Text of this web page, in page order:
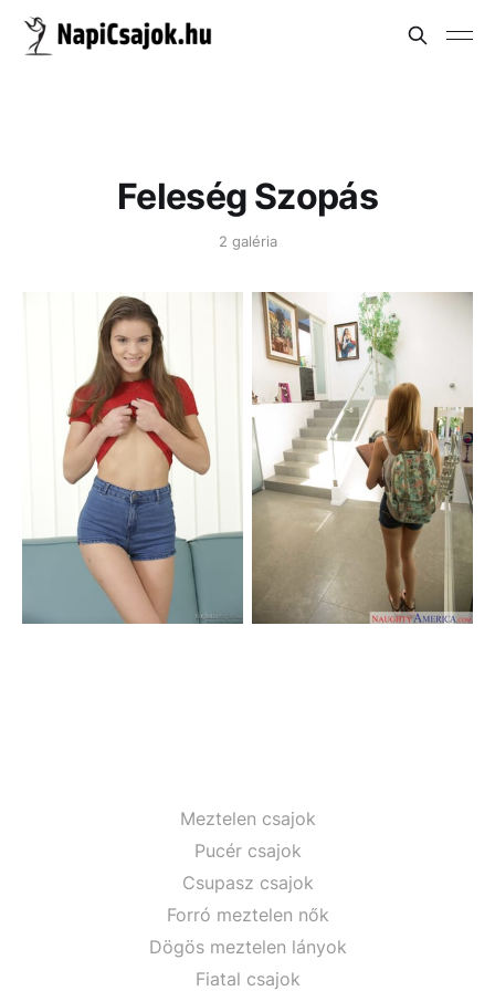
Feleség Szopás
2 galéria
Meztelen csajok
Pucér csajok
Csupasz csajok
Forró meztelen nők
Dögös meztelen lányok
Fiatal csajok